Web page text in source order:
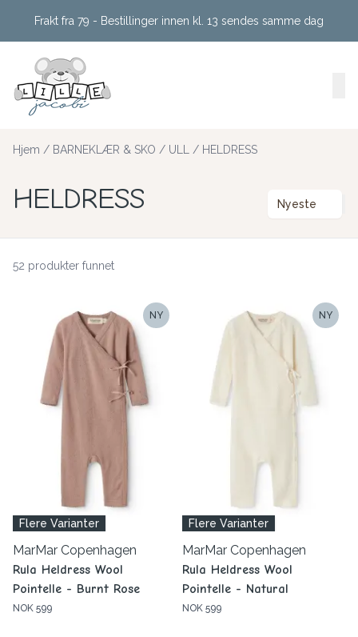
Frakt fra 79 - Bestillinger innen kl. 13 sendes samme dag
Hjem / BARNEKLÆR & SKO / ULL / HELDRESS
HELDRESS Nyeste
52 produkter funnet
NY
Flere Varianter
MarMar Copenhagen
Rula Heldress Wool
Pointelle - Burnt Rose
NOK 599
NY
Flere Varianter
MarMar Copenhagen
Rula Heldress Wool
Pointelle - Natural
NOK 599